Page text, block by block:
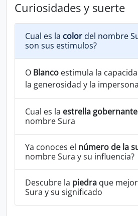
Curiosidades y suerte
Cual es la color del nombre
son sus estimulos?
O Blanco estimula la
la generosidad y la
Cual es la estrella gobernante
nombre Sura
Ya conoces el número de la
nombre Sura y su influencia?
Descubre la piedra que
Sura y su significado